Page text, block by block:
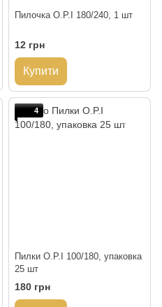
Пилочка O.P.I 180/240, 1 шт
12 грн
Купити
4
Пилки O.P.I 100/180, упаковка
25 шт
180 грн